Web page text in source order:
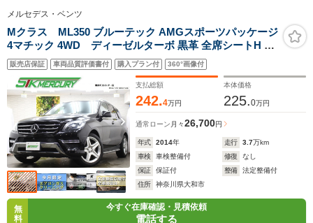
メルセデス・ベンツ
Mクラス ML350 ブルーテック AMGスポーツパッケージ
4マチック 4WD ディーゼルターボ 黒革 全席シートH 純
正ナビ 地デジ(走行中視聴可) Bluetooth USB レーダーセ
ーフティパッケージ ACC ブラインドスポット レーンキ
ープA ブレーキA 電動Bドア 360カメラ スペアキー付き
20インチAW
販売店保証 車両品質評価書付 購入プラン付 360°画像付
支払総額
242.4万円
本体価格
225.0万円
通常ローン 月々26,700円
年式 2014年 走行 3.7万km
車検
車検整備付 修復
なし
保証
保証付 整備
法定整備付
住所
神奈川県大和市
無
料
今すぐ在庫確認・見積依頼
電話する